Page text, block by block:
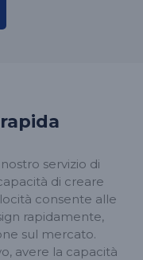
servizio di
di creare
consente alle
rapidamente,
sul mercato.
avere la capacità